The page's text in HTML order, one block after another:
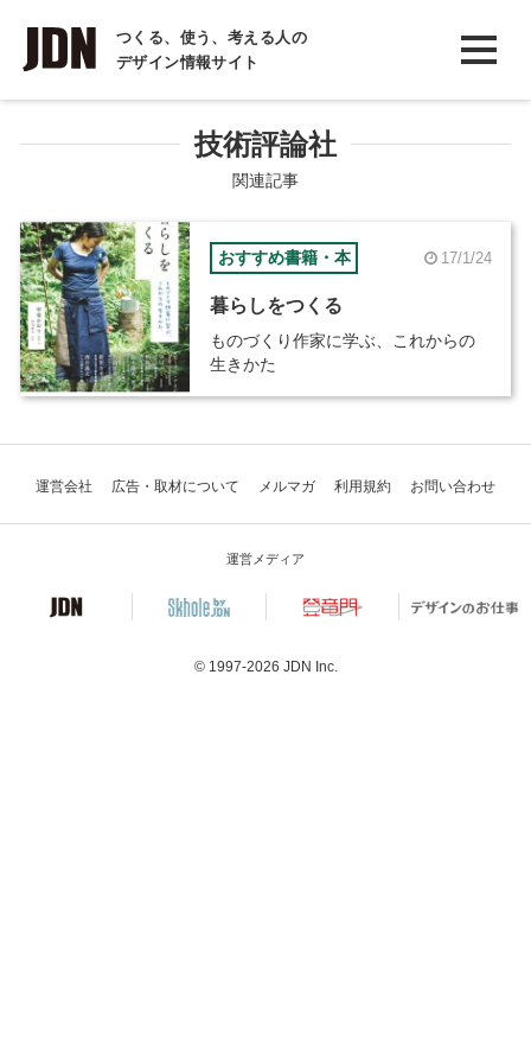
つくる、使う、考える人の
デザイン情報サイト
INTERVIEW
インタビュー
COLUMN
コラム
技術評論社
関連記事
おすすめ書籍・本 17/1/24
暮らしをつくる
ものづくり作家に学ぶ、これからの
生きかた
運営会社 広告・取材について メルマガ 利用規約 お問い合わせ
運営メディア
© 1997-2026 JDN Inc.